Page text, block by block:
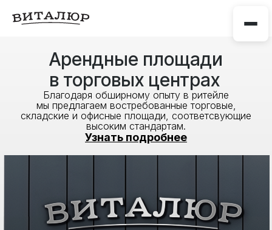
Арендные площади
в торговых центрах
Благодаря обширному опыту в ритейле
мы предлагаем востребованные торговые,
складские и офисные площади, соответсвующие
высоким стандартам.
Узнать подробнее